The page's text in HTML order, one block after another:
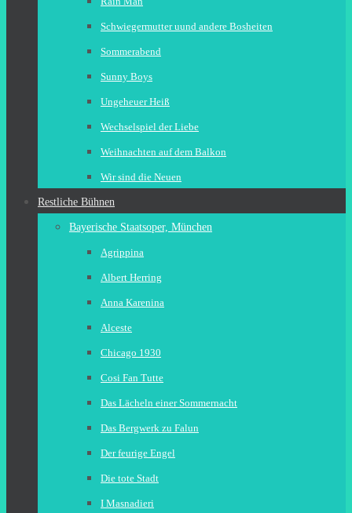
Schwiegermutter uund andere Bosheiten
Sommerabend
Sunny Boys
Ungeheuer Heiß
Wechselspiel der Liebe
Weihnachten auf dem Balkon
Wir sind die Neuen
Restliche Bühnen
Bayerische Staatsoper, München
Agrippina
Albert Herring
Anna Karenina
Alceste
Chicago 1930
Cosi Fan Tutte
Das Lächeln einer Sommernacht
Das Bergwerk zu Falun
Der feurige Engel
Die tote Stadt
I Masnadieri